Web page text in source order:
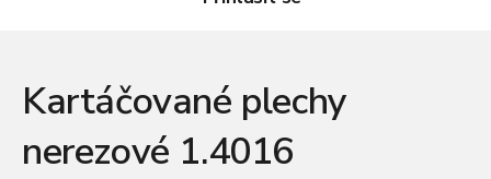
Kartáčované plechy
nerezové 1.4016